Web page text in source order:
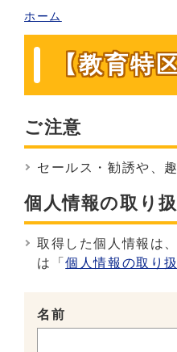
ホーム
【教育特
ご注意
セールス・勧誘や、
個人情報の取り
取得した個人情報は
は「個人情報の取り
名前